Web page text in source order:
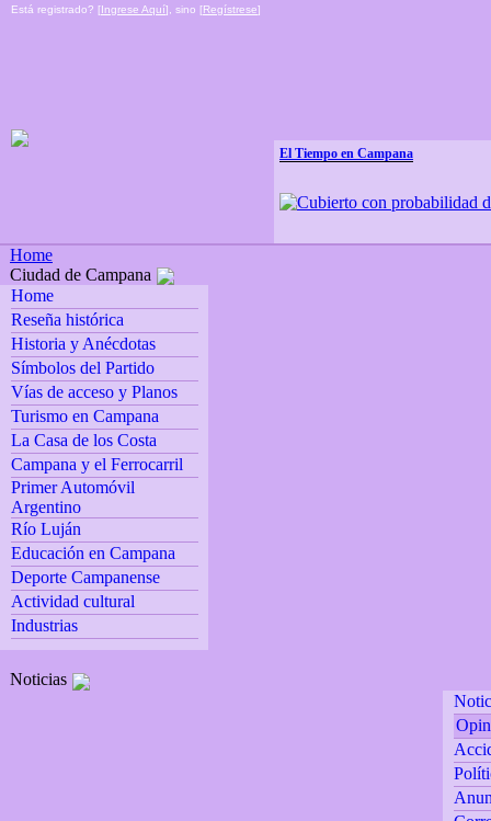
Está registrado? [Ingrese Aquí], sino [Regístrese]
El Tiempo en Campana
Home
Ciudad de Campana
Home
Reseña histórica
Historia y Anécdotas
Símbolos del Partido
Vías de acceso y Planos
Turismo en Campana
La Casa de los Costa
Campana y el Ferrocarril
Primer Automóvil
Argentino
Río Luján
Educación en Campana
Deporte Campanense
Actividad cultural
Industrias
Noticias